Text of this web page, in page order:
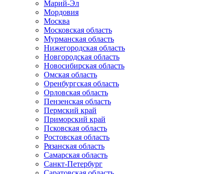
Марий-Эл
Мордовия
Москва
Московская область
Мурманская область
Нижегородская область
Новгородская область
Новосибирская область
Омская область
Оренбургская область
Орловская область
Пензенская область
Пермский край
Приморский край
Псковская область
Ростовская область
Рязанская область
Самарская область
Санкт-Петербург